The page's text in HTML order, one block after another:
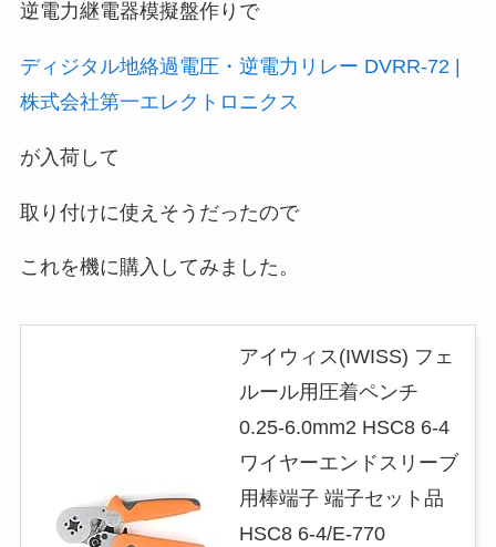
逆電力継電器模擬盤作りで
ディジタル地絡過電圧・逆電力リレー DVRR-72 |
株式会社第一エレクトロニクス
が入荷して
取り付けに使えそうだったので
これを機に購入してみました。
アイウィス(IWISS) フェ
ルール用圧着ペンチ
0.25-6.0mm2 HSC8 6-4
ワイヤーエンドスリーブ
用棒端子 端子セット品
HSC8 6-4/E-770